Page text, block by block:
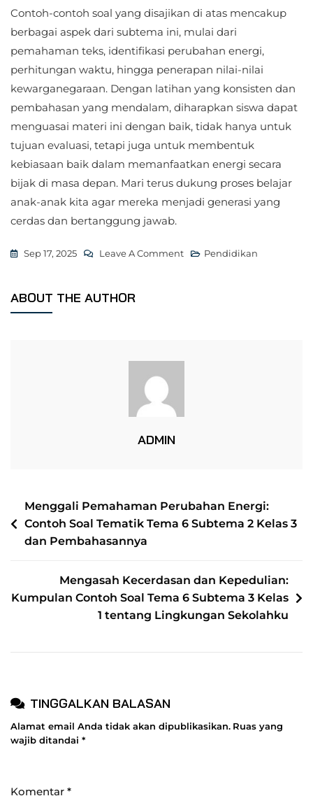
Contoh-contoh soal yang disajikan di atas mencakup
berbagai aspek dari subtema ini, mulai dari
pemahaman teks, identifikasi perubahan energi,
perhitungan waktu, hingga penerapan nilai-nilai
kewarganegaraan. Dengan latihan yang konsisten dan
pembahasan yang mendalam, diharapkan siswa dapat
menguasai materi ini dengan baik, tidak hanya untuk
tujuan evaluasi, tetapi juga untuk membentuk
kebiasaan baik dalam memanfaatkan energi secara
bijak di masa depan. Mari terus dukung proses belajar
anak-anak kita agar mereka menjadi generasi yang
cerdas dan bertanggung jawab.
Sep 17, 2025 Leave A CommentOn
Tema
2
Beserta
Pembahasan
Pendidikan
ABOUT THE AUTHOR
ADMIN
NAVIGASI
POS
Menggali Pemahaman Perubahan Energi:
Contoh Soal Tematik Tema 6 Subtema 2 Kelas 3
dan Pembahasannya
Mengasah Kecerdasan dan Kepedulian:
Kumpulan Contoh Soal Tema 6 Subtema 3 Kelas
1 tentang Lingkungan Sekolahku
TINGGALKAN BALASAN
Alamat email Anda tidak akan dipublikasikan. Ruas yang
wajib ditandai *
Komentar *